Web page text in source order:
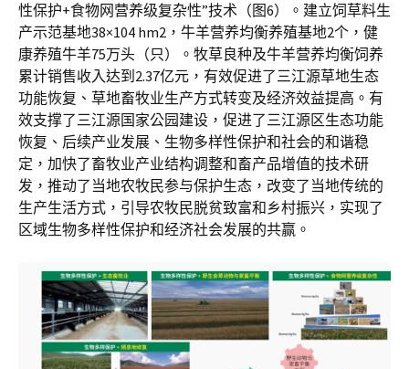
性保护+食物网营养级复杂性”技术（图6）。建立饲草料生
产示范基地38×104 hm2，牛羊营养均衡养殖基地2个，健
康养殖牛羊75万头（只）。牧草良种及牛羊营养均衡饲养
累计销售收入达到2.37亿元，有效促进了三江源草地生态
功能恢复、草地畜牧业生产方式转变及经济效益提高。有
效支撑了三江源国家公园建设，促进了三江源区生态功能
恢复、后续产业发展、生物多样性保护和社会的和谐稳
定，加快了畜牧业产业结构调整和畜产品增值的技术研
发，推动了当地农牧民参与保护生态，改变了当地传统的
生产生活方式，引导农牧民脱贫致富和乡村振兴，实现了
区域生物多样性保护和经济社会发展的共赢。